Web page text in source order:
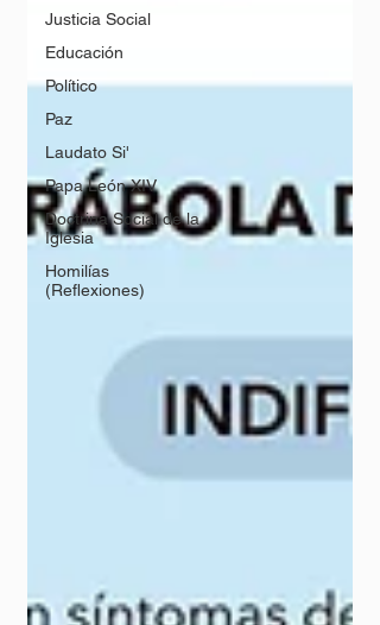
Justicia Social
Educación
Político
Paz
Laudato Si'
Papa León XIV
Doctrina Social de la
Iglesia
Homilías
(Reflexiones)